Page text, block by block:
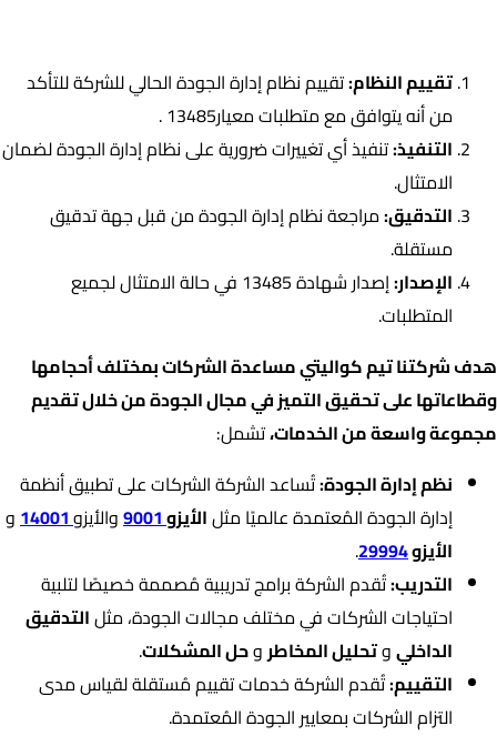
تقييم النظام:تقييم نظام إدارة الجودة الحالي للشركة للتأكد
من أنه يتوافق مع متطلبات معيار13485 .
التنفيذ:تنفيذ أي تغييرات ضرورية على نظام إدارة الجودة لضمان
الامتثال.
التدقيق:مراجعة نظام إدارة الجودة من قبل جهة تدقيق
مستقلة.
الإصدار:
إصدار شهادة 13485 في حالة الامتثال لجميع
المتطلبات.
هدف شركتنا تيم كواليتي مساعدة الشركات بمختلف أحجامها
وقطاعاتها على تحقيق التميز في مجال الجودة من خلال تقديم
مجموعة واسعة من الخدمات،تشمل:
نظم إدارة الجودة:تُساعد الشركة الشركات على تطبيق أنظمة
إدارة الجودة المُعتمدة عالميًا مثلالأيزو9001 والأيزو14001
و
الأيزو29994
.
التدريب:تُقدم الشركة برامج تدريبية مُصممة خصيصًا لتلبية
احتياجات الشركات في مختلف مجالات الجودة، مثلالتدقيق
الداخليوتحليل المخاطروحل المشكلات.
التقييم:تُقدم الشركة خدمات تقييم مُستقلة لقياس مدى
التزام الشركات بمعايير الجودة المُعتمدة.